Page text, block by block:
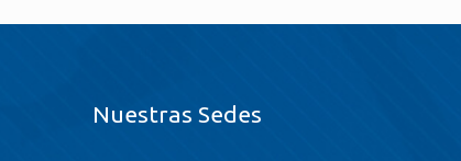
Nuestras Sedes